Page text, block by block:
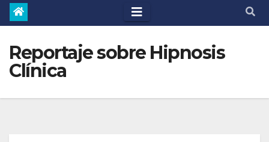
Reportaje sobre Hipnosis
Clínica